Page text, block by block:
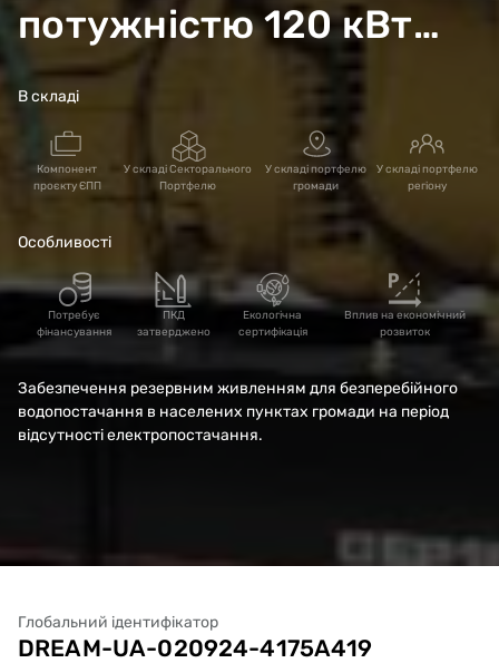
потужністю 120 кВт
для забезпечення
резервним живленням
центральної
водоносної станції
м.Берислав.
В складі
Компонент
проєкту ЄПП
У складі Секторального
Портфелю
У складі портфелю
громади
У складі портфелю
регіону
Особливості
Потребує
фінансування
ПКД
затверджено
Екологічна
сертифікація
Вплив на економічний
розвиток
Забезпечення резервним живленням для безперебійного
водопостачання в населених пунктах громади на період
відсутності електропостачання.
Глобальний ідентифікатор
DREAM-UA-020924-4175A419